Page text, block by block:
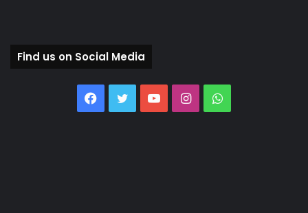
Find us on Social Media
Facebook
TwitterYouTubeInstagramWhatsApp